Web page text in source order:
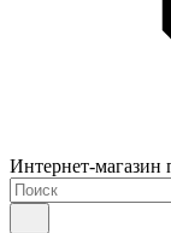
Интернет-магазин